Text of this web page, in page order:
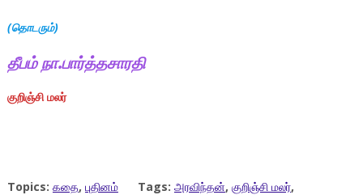
(தொடரும்)
தீபம் நா.பார்த்தசாரதி
குறிஞ்சி மலர்
Topics: கதை, புதினம் Tags: அரவிந்தன், குறிஞ்சி மலர்,